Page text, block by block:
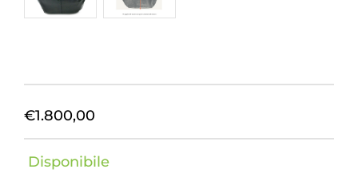
Home
€1.800,00
Disponibile